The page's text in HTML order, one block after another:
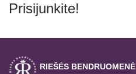
Prisijunkite!
RIEŠĖS BENDRUOMENĖ